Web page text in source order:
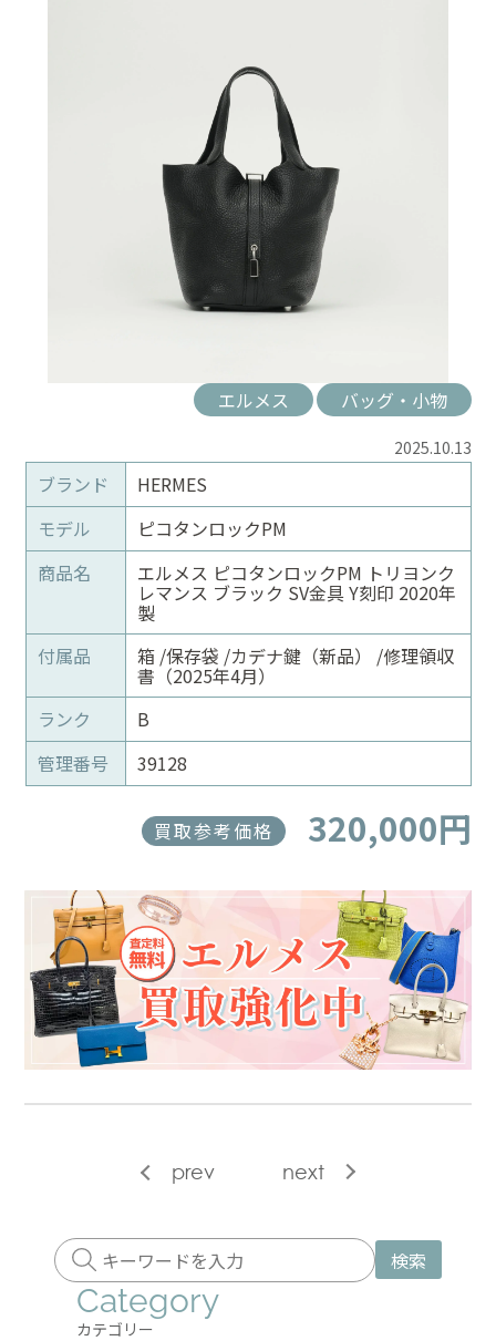
エルメス バッグ・小物
2025.10.13
ブランド
HERMES
モデル
ピコタンロックPM
商品名
エルメス ピコタンロックPM トリヨンク
レマンス ブラック SV金具 Y刻印 2020年
製
付属品
箱 /保存袋 /カデナ鍵（新品） /修理領収
書（2025年4月）
ランク
B
管理番号
39128
買取参考価格 320,000円
prev next
検索
Category
カテゴリー